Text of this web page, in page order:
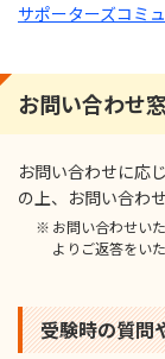
サポーターズコミ
お問い合わせ
お問い合わせに応
の上、お問い合わ
お問い合わせい
よりご返答をい
受験時の質問